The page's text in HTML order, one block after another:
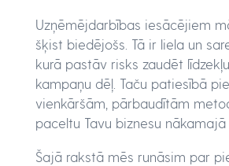
Uzņēmējdarbības iesācējiem
šķist biedējošs. Tā ir liela un
kurā pastāv risks zaudēt
kampaņu dēļ. Taču patiesībā
vienkāršām, pārbaudītām
paceltu Tavu biznesu nākamajā
Šajā rakstā mēs runāsim par